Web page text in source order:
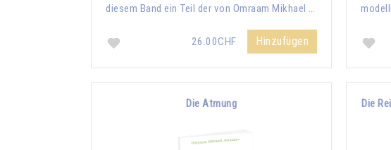
diesem Band ein Teil der von Omraam Mikhael …
26.00CHF Hinzufügen
Die Atmung Die